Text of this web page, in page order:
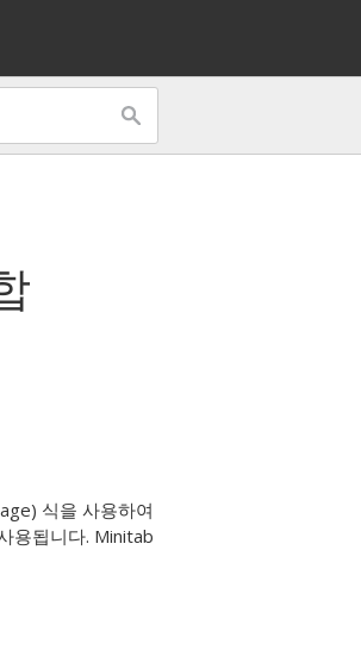
식을 사용하여
용됩니다. Minitab